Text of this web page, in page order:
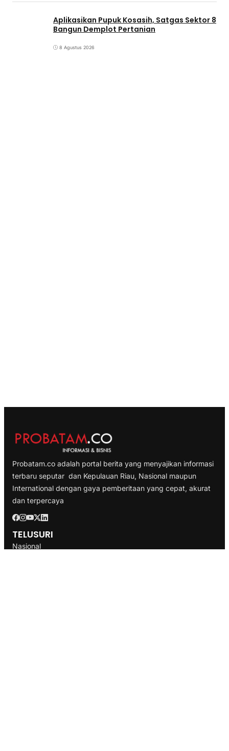
Aplikasikan Pupuk Kosasih, Satgas Sektor 8
Bangun Demplot Pertanian
8 Agustus 2026
Probatam.co adalah portal berita yang menyajikan informasi
terbaru seputar dan Kepulauan Riau, Nasional maupun
International dengan gaya pemberitaan yang cepat, akurat
dan terpercaya
TELUSURI
Nasional